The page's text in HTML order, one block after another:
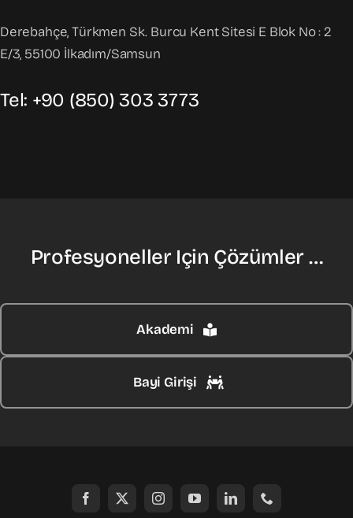
Derebahçe, Türkmen Sk. Burcu Kent Sitesi E Blok No : 2
E/3, 55100 İlkadım/Samsun
Tel: +90 (850) 303 3773
Profesyoneller Için Çözümler …
Akademi
Bayi Girişi